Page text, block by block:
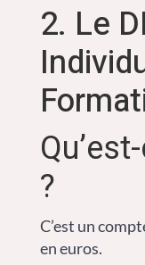
2. Le
?
C’est un
en euros.